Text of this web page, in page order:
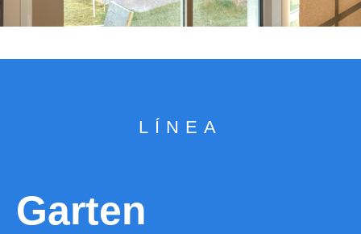
LÍNEA
Garten